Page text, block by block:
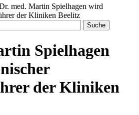
med. Martin Spielhagen wird
der Kliniken Beelitz
Spielhagen
der Kliniken